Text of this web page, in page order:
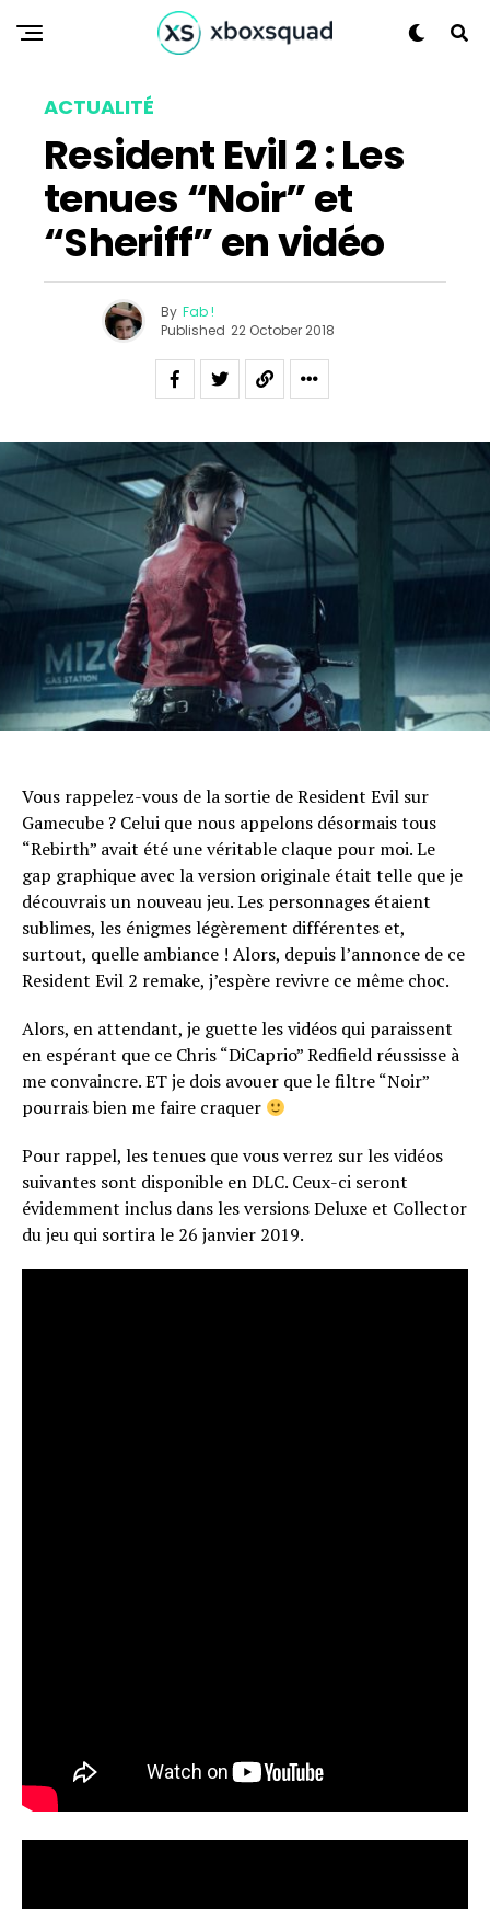
ACTUALITÉ
Resident Evil 2 : Les
tenues “Noir” et
“Sheriff” en vidéo
By Fab !
Published 22 October 2018
Vous rappelez-vous de la sortie de Resident Evil sur
Gamecube ? Celui que nous appelons désormais tous
“Rebirth” avait été une véritable claque pour moi. Le
gap graphique avec la version originale était telle que je
découvrais un nouveau jeu. Les personnages étaient
sublimes, les énigmes légèrement différentes et,
surtout, quelle ambiance ! Alors, depuis l’annonce de ce
Resident Evil 2 remake, j’espère revivre ce même choc.
Alors, en attendant, je guette les vidéos qui paraissent
en espérant que ce Chris “DiCaprio” Redfield réussisse à
me convaincre. ET je dois avouer que le filtre “Noir”
pourrais bien me faire craquer
Pour rappel, les tenues que vous verrez sur les vidéos
suivantes sont disponible en DLC. Ceux-ci seront
évidemment inclus dans les versions Deluxe et Collector
du jeu qui sortira le 26 janvier 2019.